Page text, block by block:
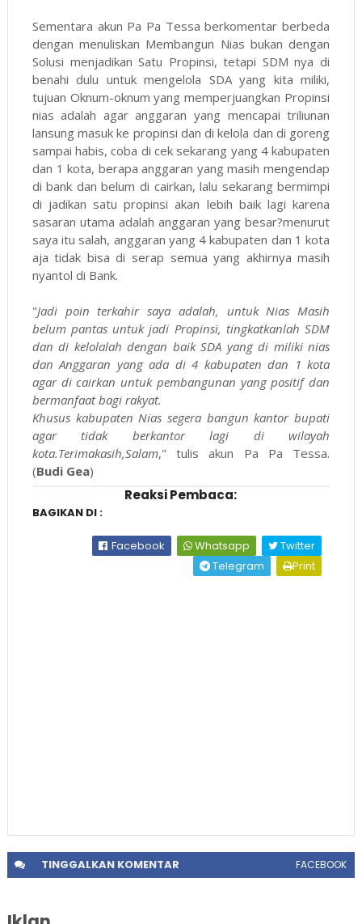
Sementara akun Pa Pa Tessa berkomentar berbeda
dengan menuliskan Membangun Nias bukan dengan
Solusi menjadikan Satu Propinsi, tetapi SDM nya di
benahi dulu untuk mengelola SDA yang kita miliki,
tujuan Oknum-oknum yang memperjuangkan Propinsi
nias adalah agar anggaran yang mencapai triliunan
lansung masuk ke propinsi dan di kelola dan di goreng
sampai habis, coba di cek sekarang yang 4 kabupaten
dan 1 kota, berapa anggaran yang masih mengendap
di bank dan belum di cairkan, lalu sekarang bermimpi
di jadikan satu propinsi akan lebih baik lagi karena
sasaran utama adalah anggaran yang besar?menurut
saya itu salah, anggaran yang 4 kabupaten dan 1 kota
aja tidak bisa di serap semua yang akhirnya masih
nyantol di Bank.
"Jadi poin terkahir saya adalah, untuk Nias Masih
belum pantas untuk jadi Propinsi, tingkatkanlah SDM
dan di kelolalah dengan baik SDA yang di miliki nias
dan Anggaran yang ada di 4 kabupaten dan 1 kota
agar di cairkan untuk pembangunan yang positif dan
bermanfaat bagi rakyat.
Khusus kabupaten Nias segera bangun kantor bupati
agar tidak berkantor lagi di wilayah
kota.Terimakasih,Salam," tulis akun Pa Pa Tessa.
(Budi Gea)
Reaksi Pembaca:
BAGIKAN DI :
Facebook Whatsapp
Twitter
Telegram
Print
TINGGALKANKOMENTAR FACEBOOK